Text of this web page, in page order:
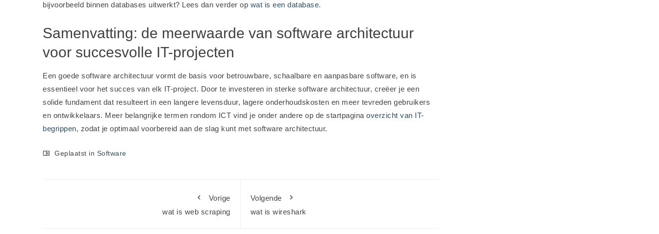
bijvoorbeeld binnen databases uitwerkt? Lees dan verder op wat is een database.
Samenvatting: de meerwaarde van software architectuur
voor succesvolle IT-projecten
Een goede software architectuur vormt de basis voor betrouwbare, schaalbare en aanpasbare software, en is
essentieel voor het succes van elk IT-project. Door te investeren in sterke software architectuur, creëer je een
solide fundament dat resulteert in een langere levensduur, lagere onderhoudskosten en meer tevreden gebruikers
en ontwikkelaars. Meer belangrijke termen rondom ICT vind je onder andere op de startpagina overzicht van IT-
begrippen, zodat je optimaal voorbereid aan de slag kunt met software architectuur.
Geplaatst in Software
Vorige
wat is web scraping
Volgende
wat is wireshark